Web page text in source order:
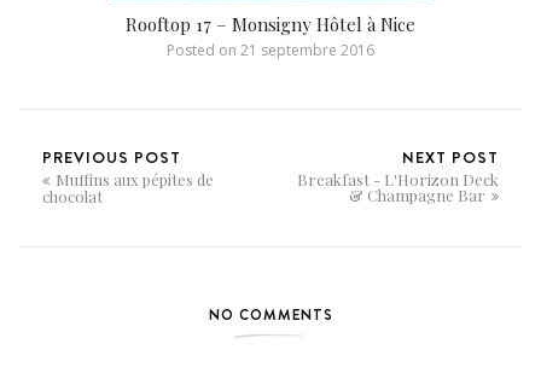
Rooftop 17 – Monsigny Hôtel à Nice
Posted on 21 septembre 2016
PREVIOUS POST
Muffins aux pépites de
chocolat
NEXT POST
Breakfast - L'Horizon Deck
& Champagne Bar
NO COMMENTS